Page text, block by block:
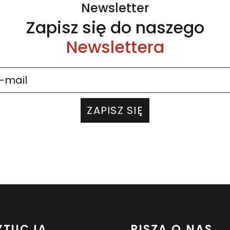
Newsletter
Zapisz się do naszego
Newslettera
ZAPISZ SIĘ